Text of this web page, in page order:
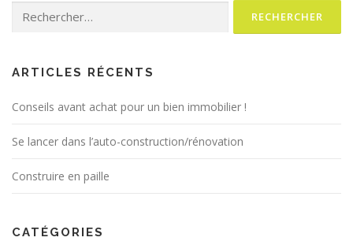
ARTICLES RÉCENTS
Conseils avant achat pour un bien immobilier !
Se lancer dans l’auto-construction/rénovation
Construire en paille
CATÉGORIES